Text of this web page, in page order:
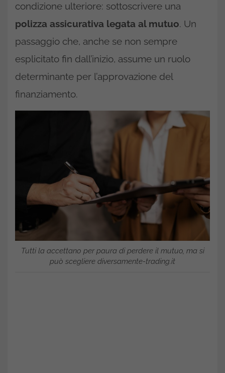
condizione ulteriore: sottoscrivere una
polizza assicurativa legata al mutuo. Un
passaggio che, anche se non sempre
esplicitato fin dall’inizio, assume un ruolo
determinante per l’approvazione del
finanziamento.
Tutti la accettano per paura di perdere il mutuo, ma si
può scegliere diversamente-trading.it